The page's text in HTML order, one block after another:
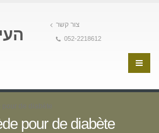
צור קשר
052-2218612
pour de diabète
pour de diabète